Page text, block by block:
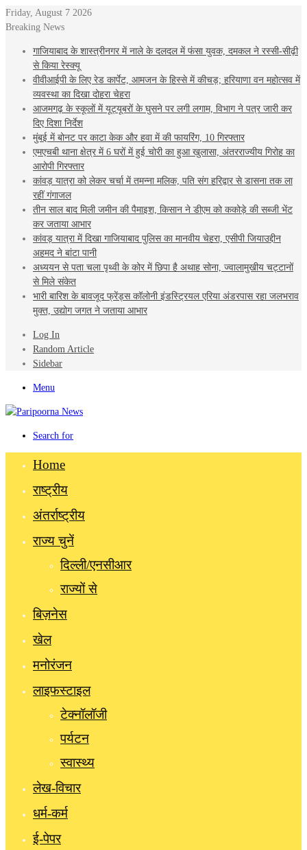
Friday, August 7 2026
Breaking News
गाजियाबाद के शास्त्रीनगर में नाले के दलदल में फंसा युवक, दमकल ने रस्सी-सीढ़ी
से किया रेस्क्यू
वीवीआईपी के लिए रेड कार्पेट, आमजन के हिस्से में कीचड़; हरियाणा वन महोत्सव में
व्यवस्था का दिखा दोहरा चेहरा
आजमगढ़ के स्‍कूलों में यूट्यूबरों के घुसने पर लगी लगाम, व‍िभाग ने पत्र जारी कर
दि‍ए द‍िशा न‍िर्देश
मुंबई में बोनट पर काटा केक और हवा में की फायरिंग, 10 गिरफ्तार
एमएचबी थाना क्षेत्र में 6 घरों में हुई चोरी का हुआ खुलासा, अंतरराज्यीय गिरोह का
आरोपी गिरफ्तार
कांवड़ यात्रा को लेकर चर्चा में तमन्ना मलिक, पति संग हरिद्वार से डासना तक ला
रहीं गंगाजल
तीन साल बाद मिली जमीन की पैमाइश, किसान ने डीएम को ककोड़े की सब्जी भेंट
कर जताया आभार
कांवड़ यात्रा में दिखा गाजियाबाद पुलिस का मानवीय चेहरा, एसीपी जियाउद्दीन
अहमद ने बांटा पानी
अध्ययन से पता चला पृथ्वी के कोर में छिपा है अथाह सोना, ज्वालामुखीय चट्टानों
से मिले संकेत
भारी बारिश के बावजूद फ्रेंड्स कॉलोनी इंडस्ट्रियल एरिया अंडरपास रहा जलभराव
मुक्त, उद्योग जगत ने जताया आभार
Log In
Random Article
Sidebar
Menu
Search for
Home
राष्ट्रीय
अंतर्राष्ट्रीय
राज्य चुनें
दिल्ली/एनसीआर
राज्यों से
बिज़नेस
खेल
मनोरंजन
लाइफस्टाइल
टेक्नॉलॉजी
पर्यटन
स्वास्थ्य
लेख-विचार
धर्म-कर्म
ई-पेपर